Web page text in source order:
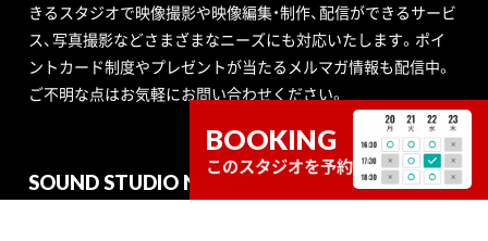
BOOKING
このスタジオを予約
きるスタジオで映像撮影や映像編集・制作、配信ができるサービ
ス、写真撮影などさまざまなニーズにも対応いたします。ポイ
ントカード制度やプレゼントが当たるメルマガ情報も配信中。
ご不明な点はお気軽にお問い合わせください。
SOUND STUDIO NOAH